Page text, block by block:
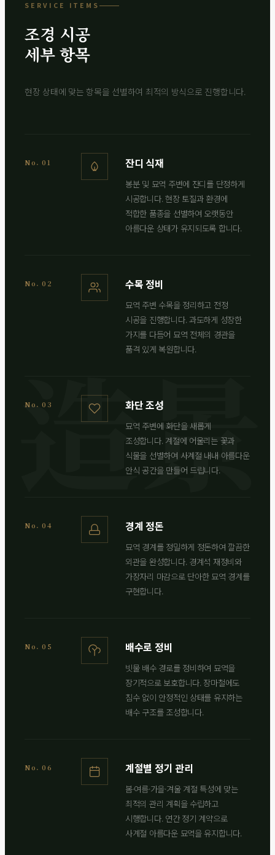
SERVICE ITEMS
조경 시공
세부 항목
현장 상태에 맞는 항목을 선별하여 최적의 방식으로 진행합니다.
No. 01 잔디 식재
봉분 및 묘역 주변에 잔디를 단정하게
시공합니다. 현장 토질과 환경에
적합한 품종을 선별하여 오랫동안
아름다운 상태가 유지되도록 합니다.
No. 02 수목 정비
묘역 주변 수목을 정리하고 전정
시공을 진행합니다. 과도하게 성장한
가지를 다듬어 묘역 전체의 경관을
품격 있게 복원합니다.
No. 03 화단 조성
묘역 주변에 화단을 새롭게
조성합니다. 계절에 어울리는 꽃과
식물을 선별하여 사계절 내내 아름다운
안식 공간을 만들어 드립니다.
No. 04 경계 정돈
묘역 경계를 정밀하게 정돈하여 깔끔한
외관을 완성합니다. 경계석 재정비와
가장자리 마감으로 단아한 묘역 경계를
구현합니다.
No. 05 배수로 정비
빗물 배수 경로를 정비하여 묘역을
장기적으로 보호합니다. 장마철에도
침수 없이 안정적인 상태를 유지하는
배수 구조를 조성합니다.
No. 06 계절별 정기 관리
봄·여름·가을·겨울 계절 특성에 맞는
최적의 관리 계획을 수립하고
시행합니다. 연간 정기 계약으로
사계절 아름다운 묘역을 유지합니다.